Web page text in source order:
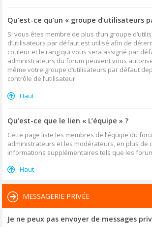
Qu’est-ce qu’un « groupe d’utilisateurs
Si vous êtes membre de plus d’un groupe
d’utilisateurs par défaut est utilisé afin de
couleur et le rang qui vous sera assigné par
administrateurs du forum peuvent vous
même votre groupe d’utilisateurs par défaut
contrôle de l’utilisateur.
Haut
Qu’est-ce que le lien « L’équipe » ?
Cette page liste les membres de l’équipe du
administrateurs et les modérateurs, en plus de
informations supplémentaires tels que les
Haut
MESSAGERIE PRIVÉE
Je ne peux pas envoyer de messages